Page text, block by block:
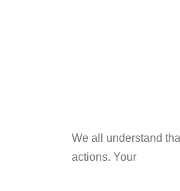
We all understand
actions. Your